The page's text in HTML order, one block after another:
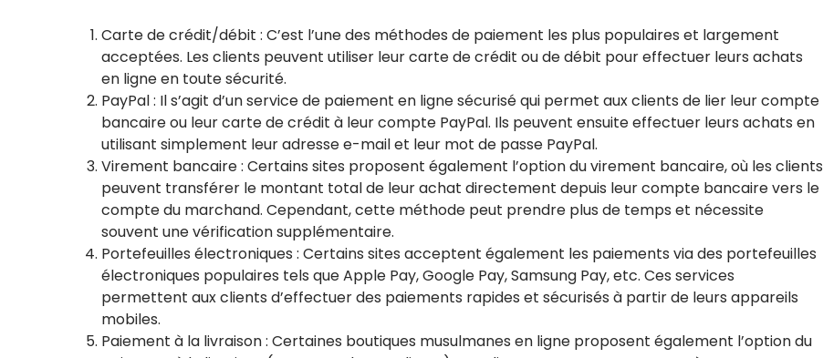
Carte de crédit/débit : C’est l’une des méthodes de paiement les plus populaires et largement
acceptées. Les clients peuvent utiliser leur carte de crédit ou de débit pour effectuer leurs achats
en ligne en toute sécurité.
PayPal : Il s’agit d’un service de paiement en ligne sécurisé qui permet aux clients de lier leur compte
bancaire ou leur carte de crédit à leur compte PayPal. Ils peuvent ensuite effectuer leurs achats en
utilisant simplement leur adresse e-mail et leur mot de passe PayPal.
Virement bancaire : Certains sites proposent également l’option du virement bancaire, où les clients
peuvent transférer le montant total de leur achat directement depuis leur compte bancaire vers le
compte du marchand. Cependant, cette méthode peut prendre plus de temps et nécessite
souvent une vérification supplémentaire.
Portefeuilles électroniques : Certains sites acceptent également les paiements via des portefeuilles
électroniques populaires tels que Apple Pay, Google Pay, Samsung Pay, etc. Ces services
permettent aux clients d’effectuer des paiements rapides et sécurisés à partir de leurs appareils
mobiles.
Paiement à la livraison : Certaines boutiques musulmanes en ligne proposent également l’option du